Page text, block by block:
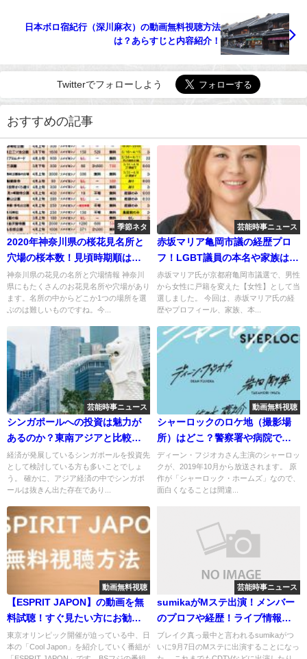
日本ボロ宿紀行（深川麻衣）の動画無料視聴方法
は？あらすじと内容紹介！
Twitterでフォローしよう
おすすめの記事
季節ネタ
2020年神奈川県の桜花見名所と
穴場の桜本数！見頃時期順はい
つ？
神奈川県の花見の名所と穴場情報 神奈川
県にもたくさんのお花見名所や穴場があり
ます。名所の中からどこか1つの場所を選
ぶのは難しいものですね。今...
芸能時事ニュース
赤坂マリア亀岡市議の経歴プロ
フ！LGBT議員の本名や家族は？
活動は？
赤坂マリア氏が京都府亀岡市議選で、男性
から女性に戸籍を変えた【女性】として当
選しました。 今回は、赤坂マリア氏の経
歴やプロフィール、家族、本...
芸能時事ニュース
シンガポールへの投資は魅力が
あるのか？東南アジアと比較し
た結果！
経済が発展しているシンガポールを投資先
として検討している方も多いことでしょ
う。 確かに、アジア経済の中でシンガポ
ールは抜きん出た存在であり...
動画無料視聴
シャーロックのロケ地（撮影場
所）はどこ？警察署や病院で目
撃情報は？
ディーン・フジオカさん主演のシャーロッ
クが、2019年10月から放送されます。 原
作が「シャーロック・ホームズ」なので、
面白くなることは間違...
動画無料視聴
【ESPRIT JAPON】の動画を無
料試聴！すぐ見たい方にお勧め
方法！新川優愛出演
東京オリンピック開催が迫っている中、日
本の「Cool Japon」を紹介していく番組が
芸能時事ニュース
sumikaがMステ出演！メンバー
のプロフや経歴！ライブ情報や
人気曲とは？
ブレイク真っ最中と言われるsumikaがつ
いに9月7日のMステに出演することになっ